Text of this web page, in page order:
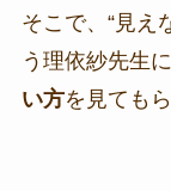
そこで、“見え
う理依紗先生に
い方を見ても